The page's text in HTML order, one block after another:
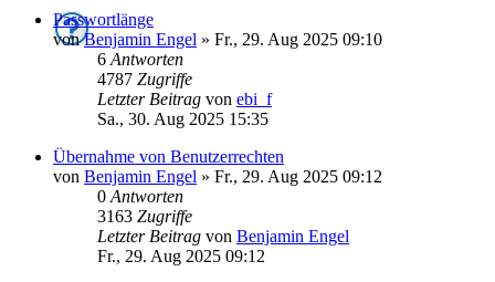
Passwortlänge
vonBenjamin Engel » Fr., 29. Aug 2025 09:10
6 Antworten
4787 Zugriffe
Letzter Beitrag von ebi_f
Sa., 30. Aug 2025 15:35
Übernahme von Benutzerrechten
von Benjamin Engel » Fr., 29. Aug 2025 09:12
0 Antworten
3163 Zugriffe
Letzter Beitrag von Benjamin Engel
Fr., 29. Aug 2025 09:12